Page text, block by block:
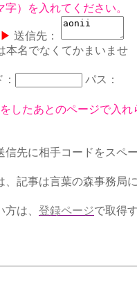
）を入れてください。
▶ 送信先：
本名でなくてかまいませ
パス：
したあとのページで入れ
信先に相手コードをスペ
、記事は言葉の森事務局
は、 登録ページで取得